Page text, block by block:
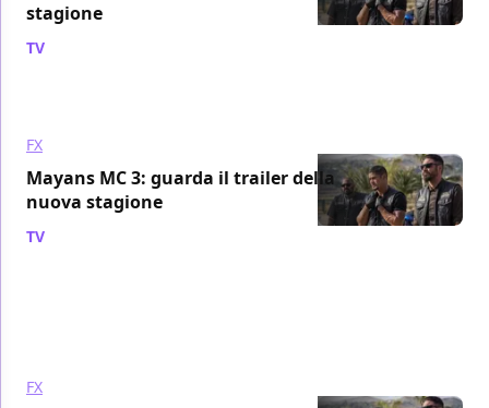
stagione
TV
FX
Mayans MC 3: guarda il trailer della
nuova stagione
TV
FX